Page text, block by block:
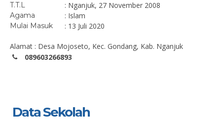
T.T.L : Nganjuk, 27 November 2008
Agama : Islam
Mulai Masuk : 13 Juli 2020
Alamat : Desa Mojoseto, Kec. Gondang, Kab. Nganjuk
089603266893
Data Sekolah